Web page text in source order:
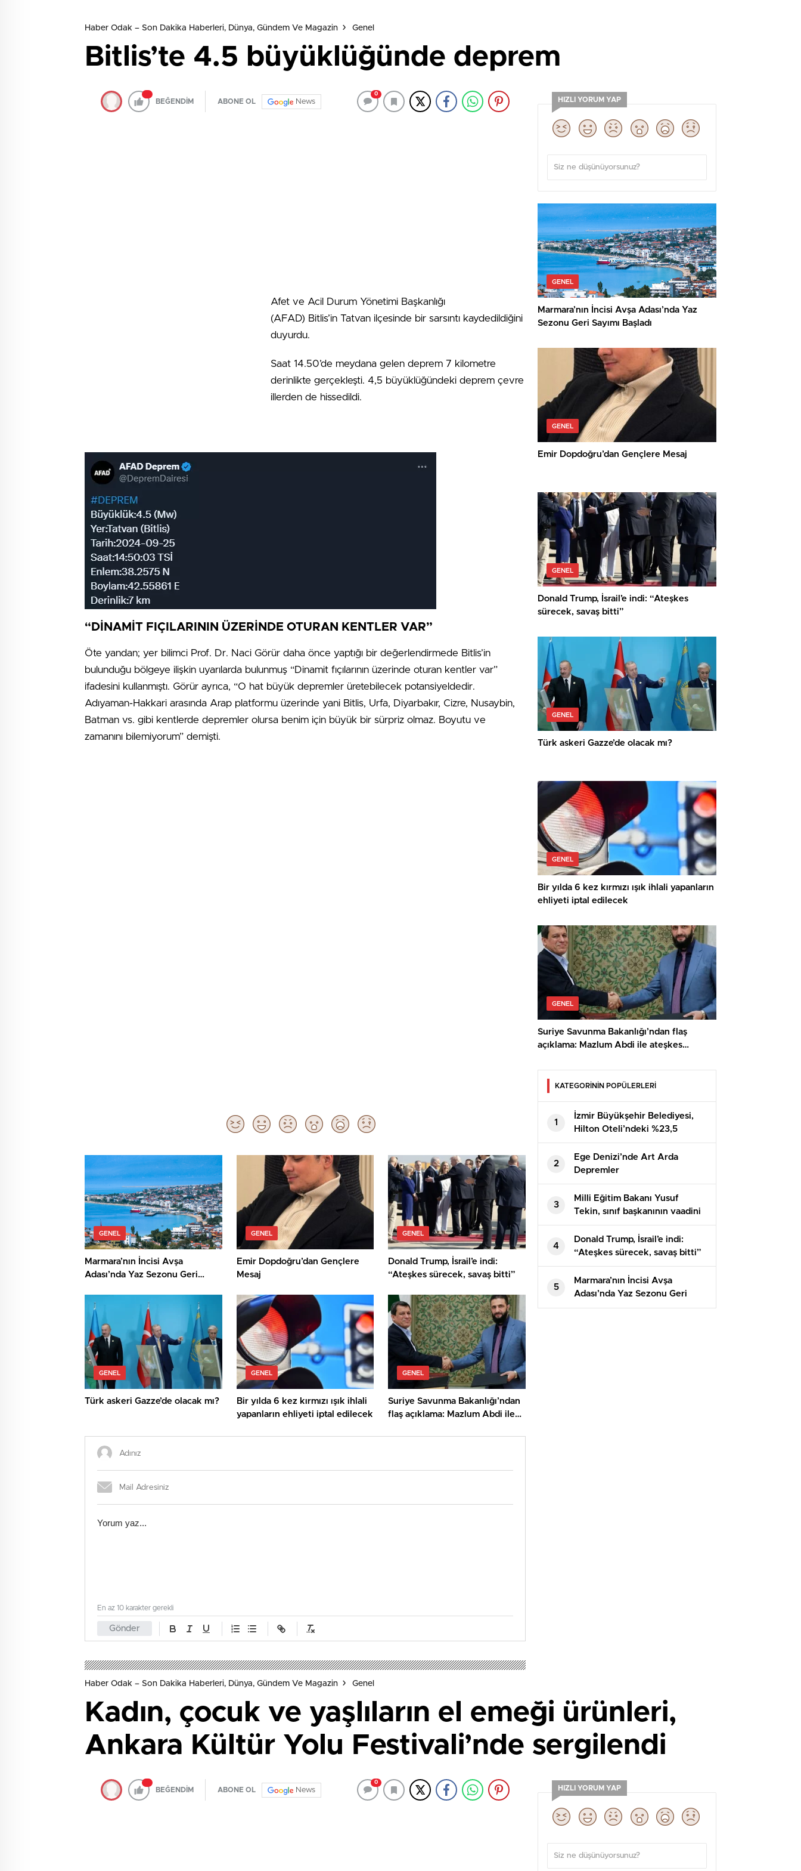
Haber Odak – Son Dakika Haberleri, Dünya, Gündem Ve Magazin Genel
Bitlis’te 4.5 büyüklüğünde deprem
BEĞENDİM ABONE OL News
0
Afet ve Acil Durum Yönetimi Başkanlığı
(AFAD) Bitlis’in Tatvan ilçesinde bir sarsıntı kaydedildiğini
duyurdu.
Saat 14.50’de meydana gelen deprem 7 kilometre
derinlikte gerçekleşti. 4,5 büyüklüğündeki deprem çevre
illerden de hissedildi.
“DİNAMİT FIÇILARININ ÜZERİNDE OTURAN KENTLER VAR”
Öte yandan; yer bilimci Prof. Dr. Naci Görür daha önce yaptığı bir değerlendirmede Bitlis’in
bulunduğu bölgeye ilişkin uyarılarda bulunmuş “Dinamit fıçılarının üzerinde oturan kentler var”
ifadesini kullanmıştı. Görür ayrıca, “O hat büyük depremler üretebilecek potansiyeldedir.
Adıyaman-Hakkari arasında Arap platformu üzerinde yani Bitlis, Urfa, Diyarbakır, Cizre, Nusaybin,
Batman vs. gibi kentlerde depremler olursa benim için büyük bir sürpriz olmaz. Boyutu ve
zamanını bilemiyorum” demişti.
GENEL
Marmara’nın İncisi Avşa
Adası’nda Yaz Sezonu Geri
GENEL
Emir Dopdoğru’dan Gençlere
Mesaj
GENEL
Donald Trump, İsrail’e indi:
“Ateşkes sürecek, savaş bitti”
GENEL
Türk askeri Gazze’de olacak mı?
GENEL
Bir yılda 6 kez kırmızı ışık ihlali
yapanların ehliyeti iptal edilecek
GENEL
Suriye Savunma Bakanlığı’ndan
flaş açıklama: Mazlum Abdi ile
Gönder
En az 10 karakter gerekli
HIZLI YORUM YAP
GENEL
Marmara’nın İncisi Avşa Adası’nda Yaz
Sezonu Geri Sayımı Başladı
GENEL
Emir Dopdoğru’dan Gençlere Mesaj
GENEL
Donald Trump, İsrail’e indi: “Ateşkes
sürecek, savaş bitti”
GENEL
Türk askeri Gazze’de olacak mı?
GENEL
Bir yılda 6 kez kırmızı ışık ihlali yapanların
ehliyeti iptal edilecek
GENEL
Suriye Savunma Bakanlığı’ndan flaş
açıklama: Mazlum Abdi ile ateşkes
KATEGORİNİN POPÜLERLERİ
1
İzmir Büyükşehir Belediyesi,
Hilton Oteli’ndeki %23,5
Hissesini Satışa Çıkarıyor
2
Ege Denizi’nde Art Arda
Depremler
3
Milli Eğitim Bakanı Yusuf
Tekin, sınıf başkanının vaadini
yerine getirdi
4
Donald Trump, İsrail’e indi:
“Ateşkes sürecek, savaş bitti”
5
Marmara’nın İncisi Avşa
Adası’nda Yaz Sezonu Geri
Sayımı Başladı
Haber Odak – Son Dakika Haberleri, Dünya, Gündem Ve Magazin Genel
Kadın, çocuk ve yaşlıların el emeği ürünleri,
Ankara Kültür Yolu Festivali’nde sergilendi
BEĞENDİM ABONE OL News
0
HIZLI YORUM YAP